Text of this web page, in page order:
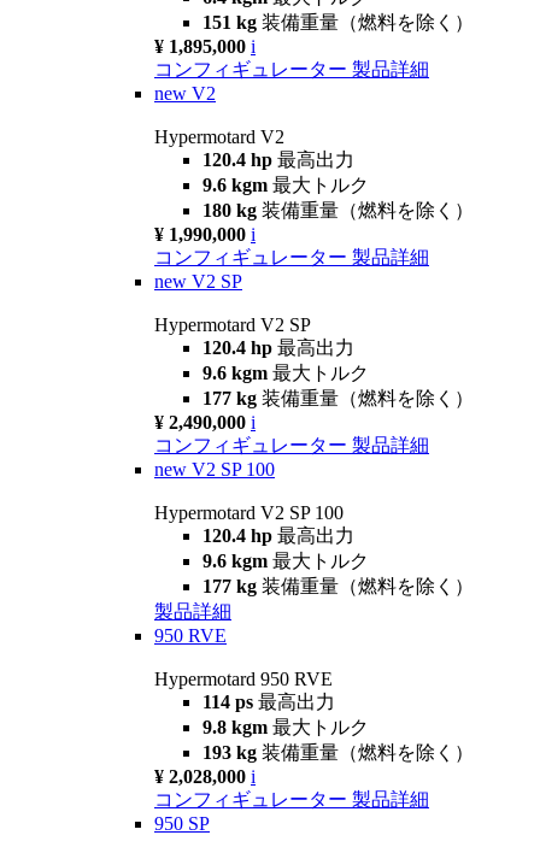
151 kg 装備重量（燃料を除く）
¥ 1,895,000 i
コンフィギュレーター 製品詳細
new V2
Hypermotard V2
120.4 hp 最高出力
9.6 kgm 最大トルク
180 kg 装備重量（燃料を除く）
¥ 1,990,000 i
コンフィギュレーター 製品詳細
new V2 SP
Hypermotard V2 SP
120.4 hp 最高出力
9.6 kgm 最大トルク
177 kg 装備重量（燃料を除く）
¥ 2,490,000 i
コンフィギュレーター 製品詳細
new V2 SP 100
Hypermotard V2 SP 100
120.4 hp 最高出力
9.6 kgm 最大トルク
177 kg 装備重量（燃料を除く）
製品詳細
950 RVE
Hypermotard 950 RVE
114 ps 最高出力
9.8 kgm 最大トルク
193 kg 装備重量（燃料を除く）
¥ 2,028,000 i
コンフィギュレーター 製品詳細
950 SP